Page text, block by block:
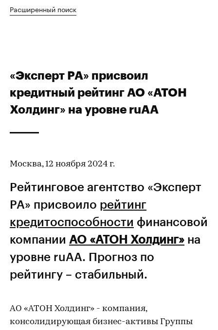
Расширенный поиск
«Эксперт РА» присвоил
кредитный рейтинг АО «АТОН
Холдинг» на уровне ruAA
Москва, 12 ноября 2024 г.
Рейтинговое агентство «Эксперт
РА» присвоило рейтинг
кредитоспособности финансовой
компании АО «АТОН Холдинг» на
уровне ruAA. Прогноз по
рейтингу – стабильный.
АО «АТОН Холдинг» - компания,
консолидирующая бизнес-активы Группы